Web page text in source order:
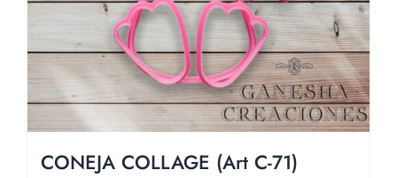
CONEJA COLLAGE (Art C-71)